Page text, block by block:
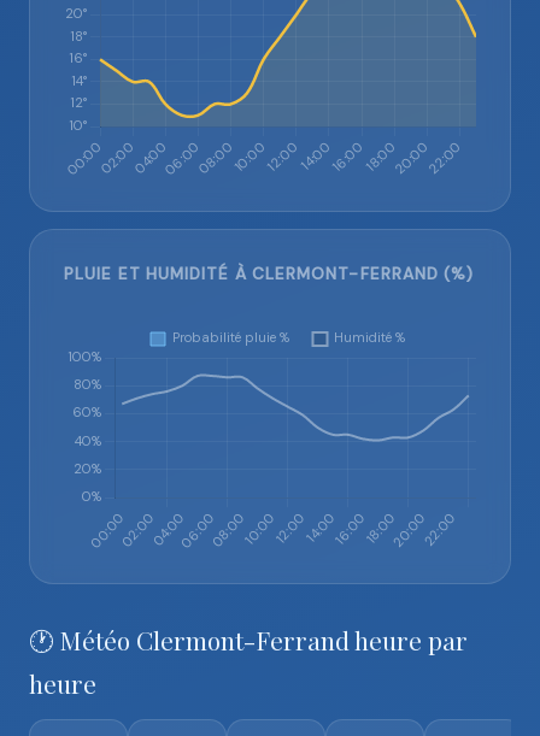
PLUIE ET HUMIDITÉ À CLERMONT-FERRAND (%)
🕐 Météo Clermont-Ferrand heure par
heure